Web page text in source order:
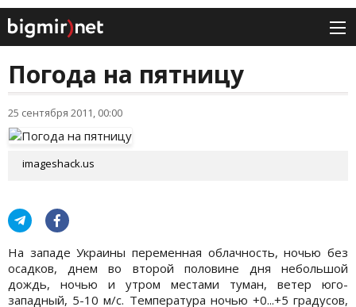
Погода на пятницу
25 сентября 2011, 00:00
imageshack.us
На западе Украины переменная облачность, ночью без
осадков, днем во второй половине дня небольшой
дождь, ночью и утром местами туман, ветер юго-
западный, 5-10 м/с. Температура ночью +0...+5 градусов,